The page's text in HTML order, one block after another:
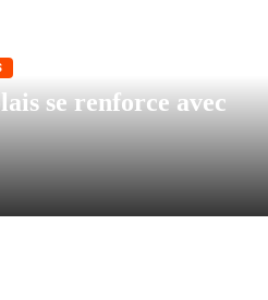
se renforce avec